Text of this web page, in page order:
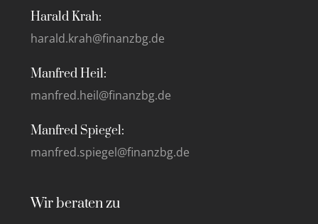
Harald Krah:
harald.krah@finanzbg.de
Manfred Heil:
manfred.heil@finanzbg.de
Manfred Spiegel:
manfred.spiegel@finanzbg.de
Wir beraten zu